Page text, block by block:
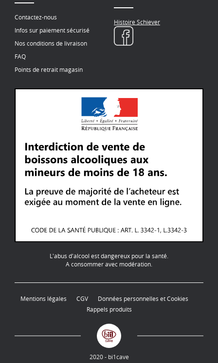
Contactez-nous
Infos sur paiement sécurisé
Nos conditions de livraison
FAQ
Points de retrait magasin
Histoire Schiever
L'abus d'alcool est dangereux pour la santé.
A consommer avec modération.
Mentions légales CGV
Données personnelles et Cookies
Rappels produits
2020 - bi1cave